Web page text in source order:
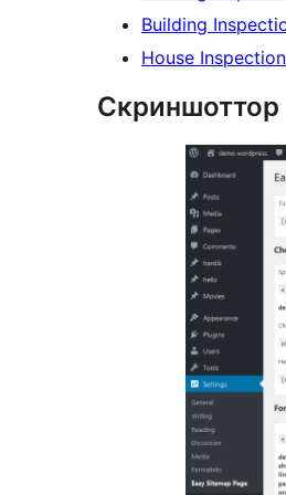
Building
House
Скриншоттор